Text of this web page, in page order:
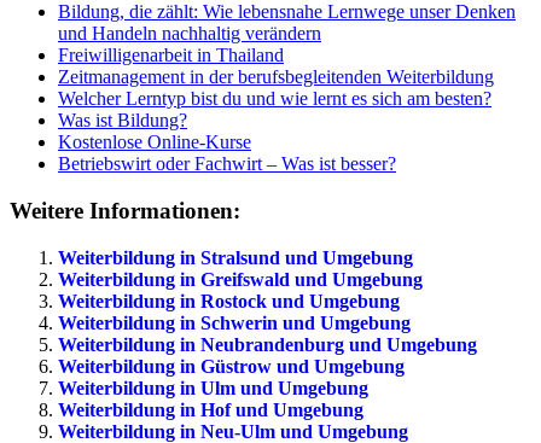
Bildung, die zählt: Wie lebensnahe Lernwege unser Denken
und Handeln nachhaltig verändern
Freiwilligenarbeit in Thailand
Zeitmanagement in der berufsbegleitenden Weiterbildung
Welcher Lerntyp bist du und wie lernt es sich am besten?
Was ist Bildung?
Kostenlose Online-Kurse
Betriebswirt oder Fachwirt – Was ist besser?
Weitere Informationen:
Weiterbildung in Stralsund und Umgebung
Weiterbildung in Greifswald und Umgebung
Weiterbildung in Rostock und Umgebung
Weiterbildung in Schwerin und Umgebung
Weiterbildung in Neubrandenburg und Umgebung
Weiterbildung in Güstrow und Umgebung
Weiterbildung in Ulm und Umgebung
Weiterbildung in Hof und Umgebung
Weiterbildung in Neu-Ulm und Umgebung